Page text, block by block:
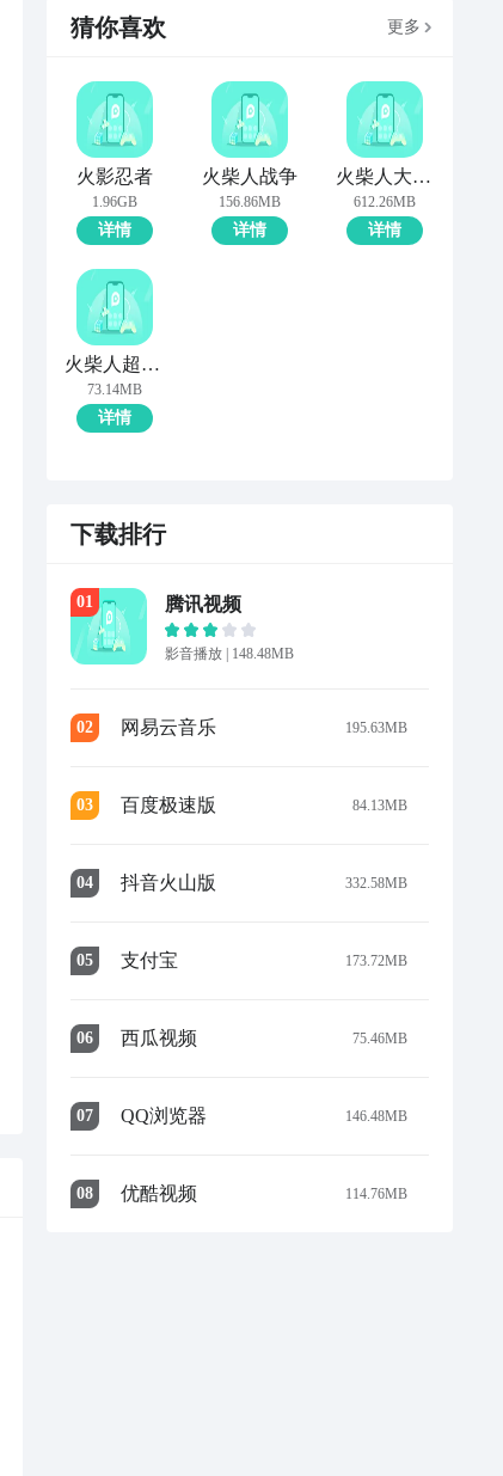
猜你喜欢 更多
火影忍者
1.96GB
详情
火柴人战争
156.86MB
详情
火柴人大战3
612.26MB
详情
火柴人超级格斗
73.14MB
详情
下载排行
01 腾讯视频
影音播放 | 148.48MB
02 网易云音乐 195.63MB
03 百度极速版 84.13MB
04 抖音火山版 332.58MB
05 支付宝 173.72MB
06 西瓜视频 75.46MB
07 QQ浏览器 146.48MB
08 优酷视频 114.76MB